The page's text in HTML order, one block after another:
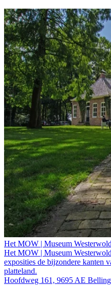
Het MOW | Museum
Het MOW | Museum
exposities de bijzondere kanten
platteland.
Hoofdweg 161, 9695 AE